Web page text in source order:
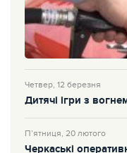
Четвер, 12 березня
Дитячі ігри з
П’ятниця, 20 лютого
Черкаські